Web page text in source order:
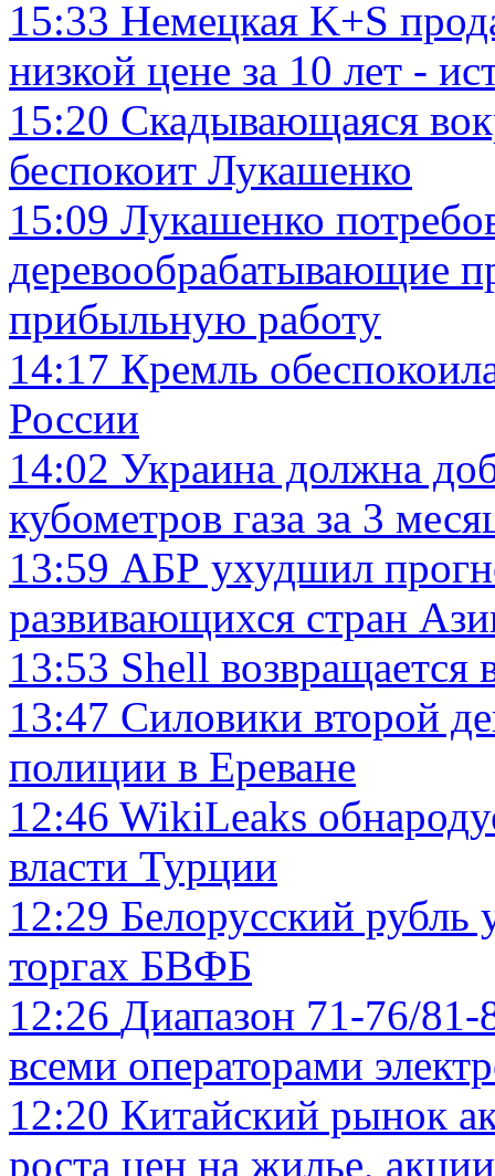
15:33 Немецкая K+S
низкой цене за 10 лет -
15:20 Скадывающаяся
беспокоит Лукашенко
15:09 Лукашенко
деревообрабатывающие
прибыльную работу
14:17 Кремль
России
14:02 Украина должна
кубометров газа за 3
13:59 АБР ухудшил
развивающихся стран
13:53 Shell возвращается
13:47 Силовики второй
полиции в Ереване
12:46 WikiLeaks
власти Турции
12:29 Белорусский рубль
торгах БВФБ
12:26 Диапазон 71-76/
всеми операторами
12:20 Китайский рынок
роста цен на жилье,